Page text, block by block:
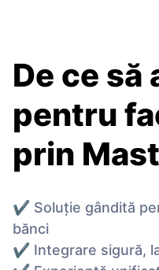
De ce să
pentru
prin
✔ Soluție gândită
bănci
✔ Integrare sigură,